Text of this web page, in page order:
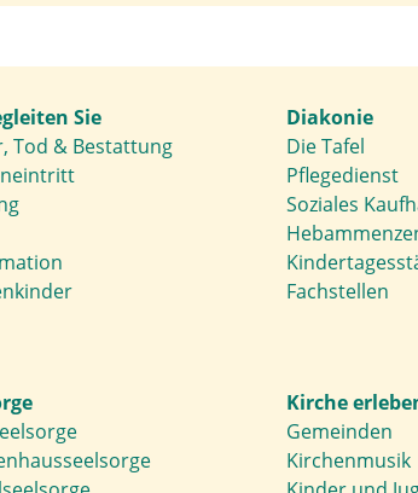
Sie
Tod & Bestattung
Diakonie
Die Tafel
Pflegedienst
Soziales
Fachstellen
Kirche
Gemeinden
Kirchenmusik